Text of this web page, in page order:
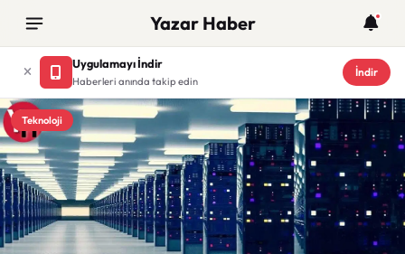
Yazar Haber
Uygulamayı İndir
Haberleri anında takip edin
İndir
Teknoloji